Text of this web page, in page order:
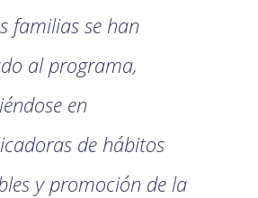
familias se han
al programa,
en
de hábitos
y promoción de la